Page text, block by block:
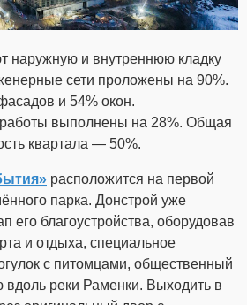
наружную и внутреннюю кладку
сети проложены на 90%.
и 54% окон.
работы выполнены на 28%. Общая
квартала — 50%.
расположится на первой
парка. Донстрой уже
его благоустройства, оборудовав
и отдыха, специальное
с питомцами, общественный
реки Раменки. Выходить в